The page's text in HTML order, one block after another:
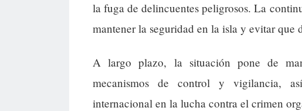
la fuga de delincuentes peligrosos. La
mantener la seguridad en la isla y evitar que
A largo plazo, la situación pone de
mecanismos de control y vigilancia,
internacional en la lucha contra el crimen